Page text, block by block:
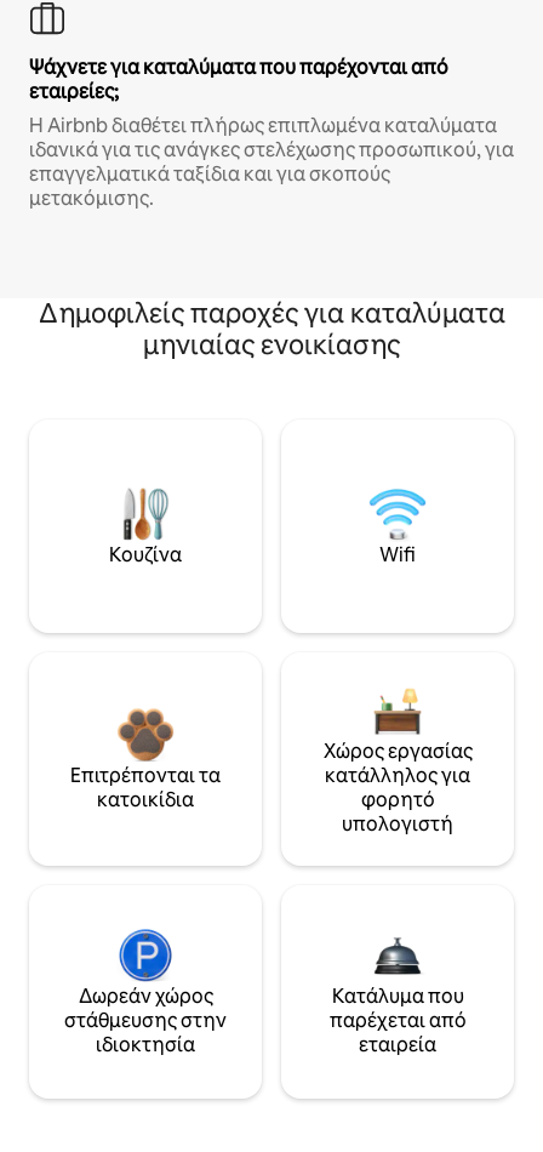
Ψάχνετε για καταλύματα που παρέχονται από
εταιρείες;
Η Airbnb διαθέτει πλήρως επιπλωμένα καταλύματα
ιδανικά για τις ανάγκες στελέχωσης προσωπικού, για
επαγγελματικά ταξίδια και για σκοπούς
μετακόμισης.
Δημοφιλείς παροχές για καταλύματα
μηνιαίας ενοικίασης
Κουζίνα Wifi
Επιτρέπονται τα
κατοικίδια
Χώρος εργασίας
κατάλληλος για
φορητό
υπολογιστή
Δωρεάν χώρος
στάθμευσης στην
ιδιοκτησία
Κατάλυμα που
παρέχεται από
εταιρεία